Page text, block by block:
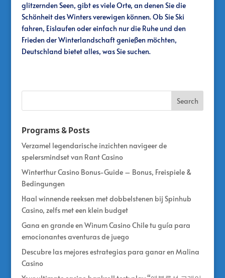
glitzernden Seen, gibt es viele Orte, an denen Sie die
Schönheit des Winters verewigen können. Ob Sie Ski
fahren, Eislaufen oder einfach nur die Ruhe und den
Frieden der Winterlandschaft genießen möchten,
Deutschland bietet alles, was Sie suchen.
Programs & Posts
Verzamel legendarische inzichten navigeer de
spelersmindset van Rant Casino
Winterthur Casino Bonus-Guide – Bonus, Freispiele &
Bedingungen
Haal winnende reeksen met dobbelstenen bij Spinhub
Casino, zelfs met een klein budget
Gana en grande en Winum Casino Chile tu guía para
emocionantes aventuras de juego
Descubre las mejores estrategias para ganar en Malina
Casino